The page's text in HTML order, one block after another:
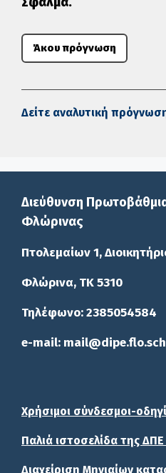
Άκου πρόγνωση
Δείτε αναλυτική
Διεύθυνση
Φλώρινας
Πτολεμαίων 1,
Φλώρινα, ΤΚ 5310
Τηλέφωνο: 2385054584
e-mail:
Χρήσιμοι σύνδεσμοι-
Παλιά ιστοσελίδα της
Διαχείριση Μηνιαίων